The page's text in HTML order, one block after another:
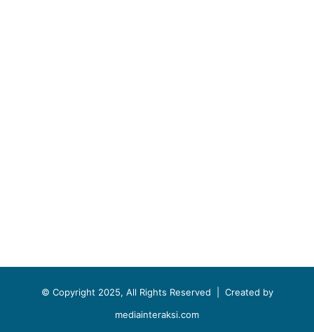
© Copyright 2025, All Rights Reserved | Created by
mediainteraksi.com